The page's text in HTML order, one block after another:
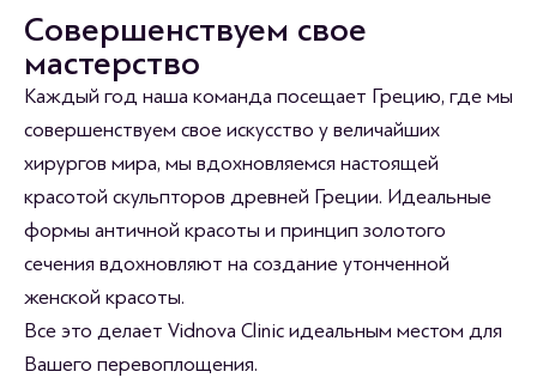
Совершенствуем свое
мастерство
Каждый год наша команда посещает Грецию, где мы
совершенствуем свое искусство у величайших
хирургов мира, мы вдохновляемся настоящей
красотой скульпторов древней Греции. Идеальные
формы античной красоты и принцип золотого
сечения вдохновляют на создание утонченной
женской красоты.
Все это делает Vidnova Clinic идеальным местом для
Вашего перевоплощения.